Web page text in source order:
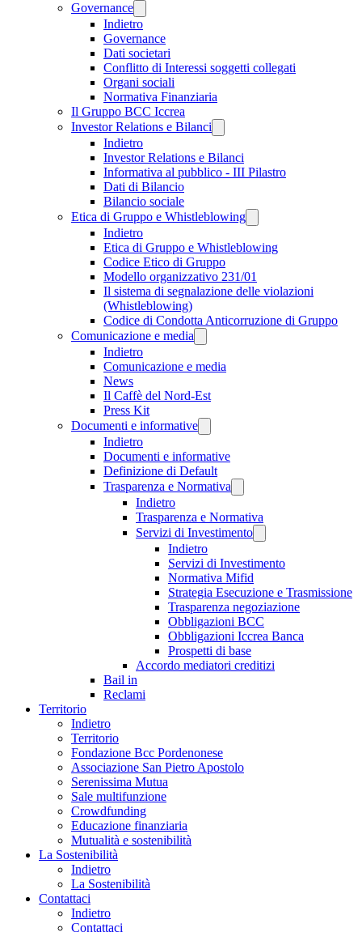
Governance
Indietro
Governance
Dati societari
Conflitto di Interessi soggetti collegati
Organi sociali
Normativa Finanziaria
Il Gruppo BCC Iccrea
Investor Relations e Bilanci
Indietro
Investor Relations e Bilanci
Informativa al pubblico - III Pilastro
Dati di Bilancio
Bilancio sociale
Etica di Gruppo e Whistleblowing
Indietro
Etica di Gruppo e Whistleblowing
Codice Etico di Gruppo
Modello organizzativo 231/01
Il sistema di segnalazione delle violazioni
(Whistleblowing)
Codice di Condotta Anticorruzione di Gruppo
Comunicazione e media
Indietro
Comunicazione e media
News
Il Caffè del Nord-Est
Press Kit
Documenti e informative
Indietro
Documenti e informative
Definizione di Default
Trasparenza e Normativa
Indietro
Trasparenza e Normativa
Servizi di Investimento
Indietro
Servizi di Investimento
Normativa Mifid
Strategia Esecuzione e Trasmissione
Trasparenza negoziazione
Obbligazioni BCC
Obbligazioni Iccrea Banca
Prospetti di base
Accordo mediatori creditizi
Bail in
Reclami
Territorio
Indietro
Territorio
Fondazione Bcc Pordenonese
Associazione San Pietro Apostolo
Serenissima Mutua
Sale multifunzione
Crowdfunding
Educazione finanziaria
Mutualità e sostenibilità
La Sostenibilità
Indietro
La Sostenibilità
Contattaci
Indietro
Contattaci